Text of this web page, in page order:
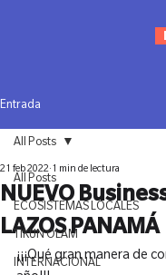
Entrada
All Posts
ECOSISTEMAS LOCALES
TIKUN OLAM
INTERNACIONAL
All Posts
NUEVO
LAZOS PANAMÁ
21 feb 2022 1 min de lectura
¡¡¡Qué gran manera de